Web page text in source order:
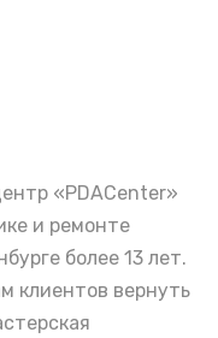
«PDACenter»
и ремонте
более 13 лет.
клиентов вернуть